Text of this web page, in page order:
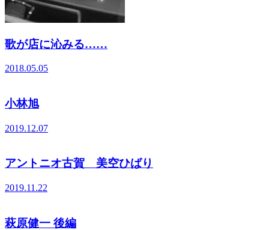
歌が店に沁みる……
2018.05.05
小林旭
2019.12.07
アントニオ古賀 美空ひばり
2019.11.22
萩原健一 後編